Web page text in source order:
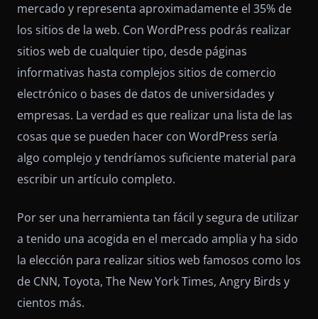
mercado y representa aproximadamente el 35% de
los sitios de la web. Con WordPress podrás realizar
sitios web de cualquier tipo, desde páginas
informativas hasta complejos sitios de comercio
electrónico o bases de datos de universidades y
empresas. La verdad es que realizar una lista de las
cosas que se pueden hacer con WordPress sería
algo complejo y tendríamos suficiente material para
escribir un artículo completo.
Por ser una herramienta tan fácil y segura de utilizar
a tenido una acogida en el mercado amplia y ha sido
la elección para realizar sitios web famosos como los
de CNN, Toyota, The New York Times, Angry Birds y
cientos más.